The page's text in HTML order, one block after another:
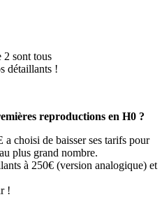
2 sont tous
détaillants !
reproductions en H0 ?
choisi de baisser ses tarifs pour
plus grand nombre.
à 250€ (version analogique) et
!